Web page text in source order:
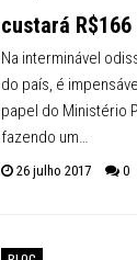
custará
Na interminável
do país, é
papel do Ministério
fazendo um…
26 julho 2017 0